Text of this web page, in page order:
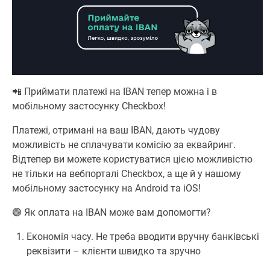
📲 Приймати платежі на IBAN тепер можна і в
мобільному застосунку Checkbox!
Платежі, отримані на ваш IBAN, дають чудову
можливість не сплачувати комісію за еквайринг.
Відтепер ви можете користуватися цією можливістю
не тільки на вебпорталі Checkbox, а ще й у нашому
мобільному застосунку на Android та iOS!
🟣 Як оплата на IBAN може вам допомогти?
Економія часу. Не треба вводити вручну банківські
реквізити – клієнти швидко та зручно